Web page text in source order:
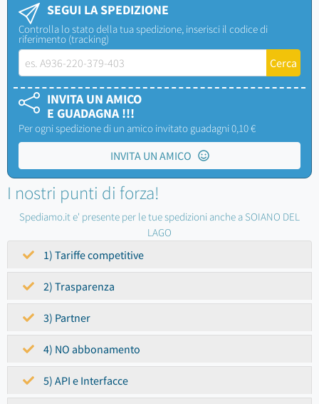
SEGUI LA SPEDIZIONE
Controlla lo stato della tua spedizione, inserisci il codice di
riferimento (tracking)
INVITA UN AMICO
E GUADAGNA !!!
Per ogni spedizione di un amico invitato guadagni 0,10 €
INVITA UN AMICO
I nostri punti di forza!
Spediamo.it e' presente per le tue spedizioni anche a SOIANO DEL
LAGO
1) Tariffe competitive
2) Trasparenza
3) Partner
4) NO abbonamento
5) API e Interfacce